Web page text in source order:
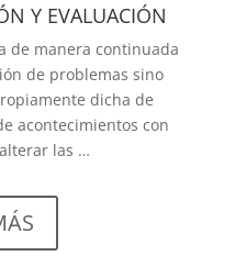
Y EVALUACIÓN
de manera continuada
de problemas sino
dicha de
acontecimientos con
las …